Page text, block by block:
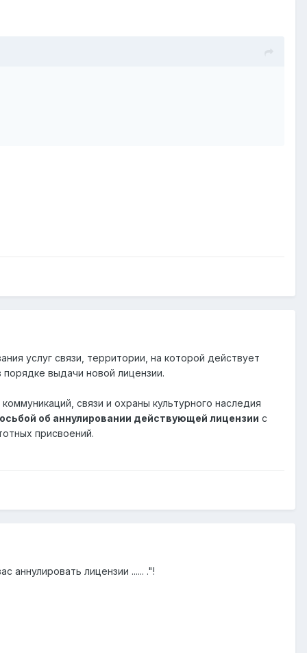
услуг связи, территории, на которой действует
выдачи новой лицензии.
связи и охраны культурного наследия
об аннулировании действующей лицензии с
присвоений.
аннулировать лицензии ...... ."!